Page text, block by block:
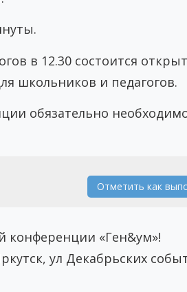
в 12.30 состоится
школьников и педагогов.
обязательно
Отметить как
конференции «Ген&ум»!
ул Декабрьских